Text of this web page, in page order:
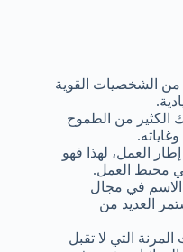
الشخصيات القوية
الكثير من الطموح
العمل، لهذا فهو
محيط العمل.
الاسم في مجال
العديد من
التي لا تقبل